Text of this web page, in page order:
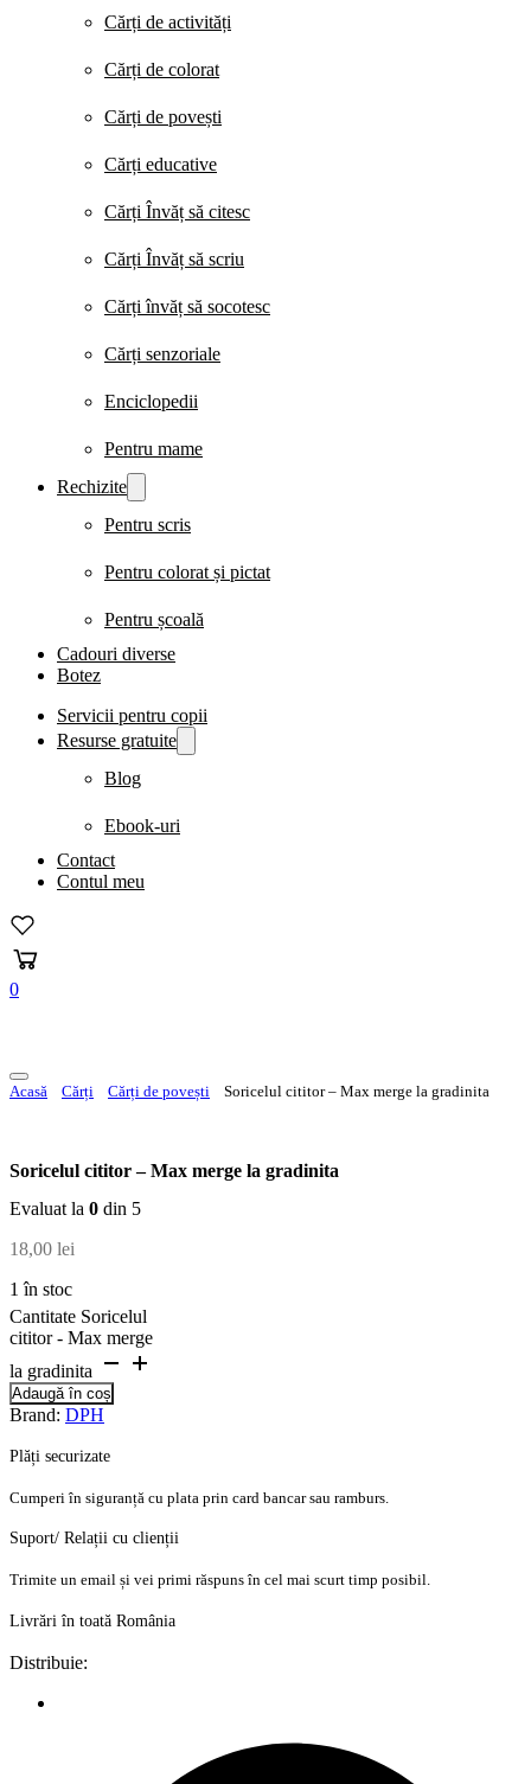
Cărți de activități
Cărți de colorat
Cărți de povești
Cărți educative
Cărți Învăț să citesc
Cărți Învăț să scriu
Cărți învăț să socotesc
Cărți senzoriale
Enciclopedii
Pentru mame
Rechizite
Pentru scris
Pentru colorat și pictat
Pentru școală
Cadouri diverse
Botez
Servicii pentru copii
Resurse gratuite
Blog
Ebook-uri
Contact
Contul meu
0
Acasă Cărți Cărți de povești Soricelul cititor – Max merge la gradinita
Soricelul cititor – Max merge la gradinita
Evaluat la 0 din 5
18,00 lei
1 în stoc
Cantitate Soricelul
cititor - Max merge
la gradinita
Adaugă în coș
Brand: DPH
Plăți securizate
Cumperi în siguranță cu plata prin card bancar sau ramburs.
Suport/ Relații cu clienții
Trimite un email și vei primi răspuns în cel mai scurt timp posibil.
Livrări în toată România
Distribuie: